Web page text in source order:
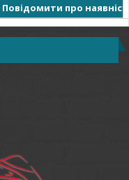
Повідомити про